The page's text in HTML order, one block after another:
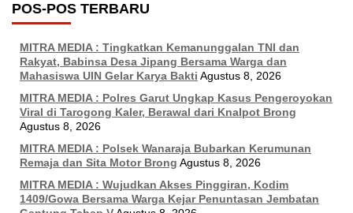
POS-POS TERBARU
MITRA MEDIA : Tingkatkan Kemanunggalan TNI dan
Rakyat, Babinsa Desa Jipang Bersama Warga dan
Mahasiswa UIN Gelar Karya Bakti Agustus 8, 2026
MITRA MEDIA : Polres Garut Ungkap Kasus Pengeroyokan
Viral di Tarogong Kaler, Berawal dari Knalpot Brong
Agustus 8, 2026
MITRA MEDIA : Polsek Wanaraja Bubarkan Kerumunan
Remaja dan Sita Motor Brong Agustus 8, 2026
MITRA MEDIA : Wujudkan Akses Pinggiran, Kodim
1409/Gowa Bersama Warga Kejar Penuntasan Jembatan